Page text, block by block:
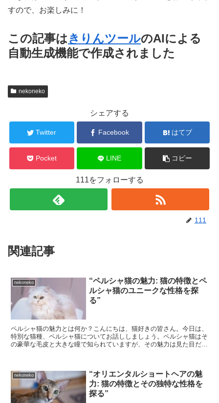
すので、お楽しみに！
この記事はきりんツールのAIによる
自動生成機能で作成されました
nekoneko
シェアする
Twitter Facebook はてブ
Pocket LINE コピー
111をフォローする
111
関連記事
nekoneko
“ペルシャ猫の魅力: 猫の特徴とペ
ルシャ猫のユニークな性格を探
る”
ペルシャ猫の魅力とは何か？こんにちは、猫好きの皆さん。今日は、
特別な猫種、ペルシャ猫についてお話ししましょう。ペルシャ猫はそ
の豪華な毛皮と大きな瞳で知られていますが、その魅力は見た目だけ
nekoneko
“オリエンタルショートヘアの魅
力: 猫の特徴とその独特な性格を
探る”